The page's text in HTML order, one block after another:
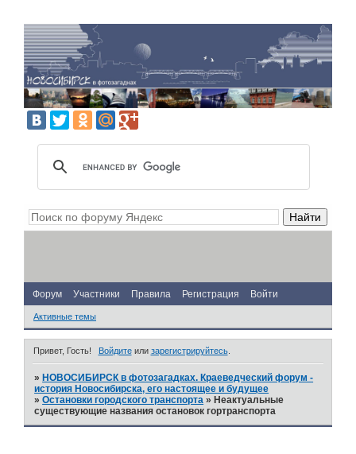
Форум Участники Правила Регистрация Войти
Активные темы
Привет, Гость! Войдитеили зарегистрируйтесь.
» НОВОСИБИРСК в фотозагадках. Краеведческий форум -
история Новосибирска, его настоящее и будущее
»Остановки городского транспорта » Неактуальные
существующие названия остановок гортранспорта